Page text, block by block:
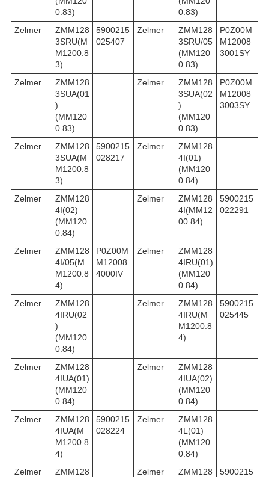
0.83)
0.83)
Zelmer
ZMM128
3SRU(M
M1200.8
3)
5900215
025407
Zelmer
ZMM128
3SRU/05
(MM120
0.83)
P0Z00M
M12008
3001SY
Zelmer
ZMM128
3SUA(01
)
(MM120
0.83)
Zelmer
ZMM128
3SUA(02
)
(MM120
0.83)
P0Z00M
M12008
3003SY
Zelmer
ZMM128
3SUA(M
M1200.8
3)
5900215
028217
Zelmer
ZMM128
4I(01)
(MM120
0.84)
Zelmer
ZMM128
4I(02)
(MM120
0.84)
Zelmer
ZMM128
4I(MM12
00.84)
5900215
022291
Zelmer
ZMM128
4I/05(M
M1200.8
4)
P0Z00M
M12008
4000IV
Zelmer
ZMM128
4IRU(01)
(MM120
0.84)
Zelmer
ZMM128
4IRU(02
)
(MM120
0.84)
Zelmer
ZMM128
4IRU(M
M1200.8
4)
5900215
025445
Zelmer
ZMM128
4IUA(01)
(MM120
0.84)
Zelmer
ZMM128
4IUA(02)
(MM120
0.84)
Zelmer
ZMM128
4IUA(M
M1200.8
4)
5900215
028224
Zelmer
ZMM128
4L(01)
(MM120
0.84)
Zelmer
ZMM128
Zelmer
ZMM128
5900215